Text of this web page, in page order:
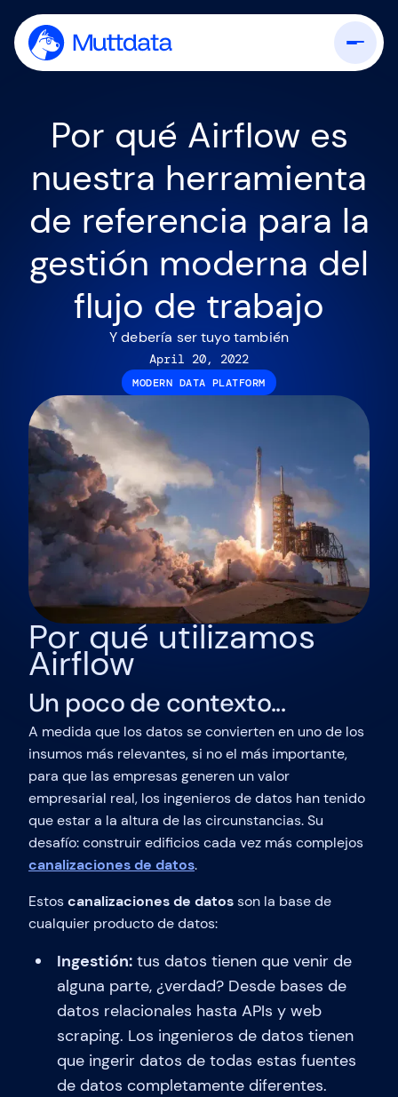
Por qué Airflow es
nuestra herramienta
de referencia para la
gestión moderna del
flujo de trabajo
Y debería ser tuyo también
April 20, 2022
MODERN DATA PLATFORM
Por qué utilizamos
Airflow
Un poco de contexto...
A medida que los datos se convierten en uno de los
insumos más relevantes, si no el más importante,
para que las empresas generen un valor
empresarial real, los ingenieros de datos han tenido
que estar a la altura de las circunstancias. Su
desafío: construir edificios cada vez más complejos
canalizaciones de datos.
Estoscanalizaciones de datosson la base de
cualquier producto de datos:
Ingestión:tus datos tienen que venir de
alguna parte, ¿verdad? Desde bases de
datos relacionales hasta APIs y web
scraping. Los ingenieros de datos tienen
que ingerir datos de todas estas fuentes
de datos completamente diferentes.